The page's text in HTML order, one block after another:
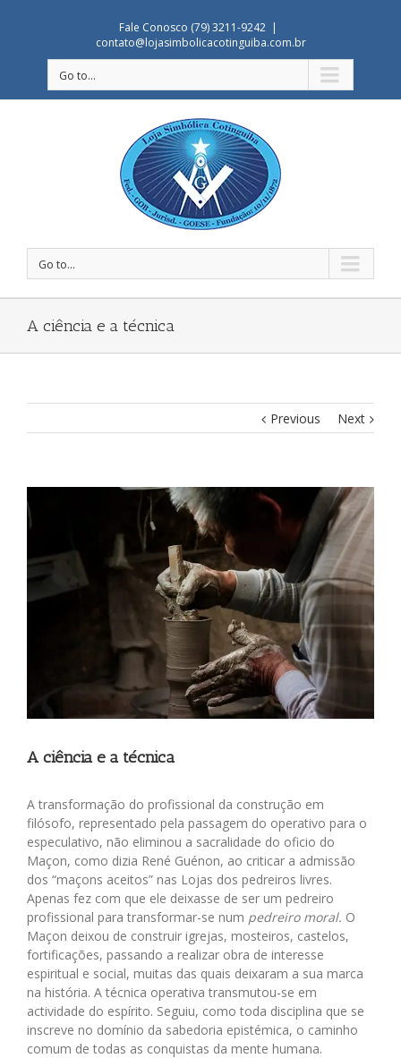
Fale Conosco (79) 3211-9242 |
contato@lojasimbolicacotinguiba.com.br
Go to...
Go to...
A ciência e a técnica
Previous Next
Larger
Image
A ciência e a técnica
A transformação do profissional da construção em
filósofo, representado pela passagem do operativo para o
especulativo, não eliminou a sacralidade do oficio do
Maçon, como dizia René Guénon, ao criticar a admissão
dos “maçons aceitos” nas Lojas dos pedreiros livres.
Apenas fez com que ele deixasse de ser um pedreiro
profissional para transformar-se num pedreiro moral. O
Maçon deixou de construir igrejas, mosteiros, castelos,
fortificações, passando a realizar obra de interesse
espiritual e social, muitas das quais deixaram a sua marca
na história. A técnica operativa transmutou-se em
actividade do espírito. Seguiu, como toda disciplina que se
inscreve no domínio da sabedoria epistémica, o caminho
comum de todas as conquistas da mente humana.